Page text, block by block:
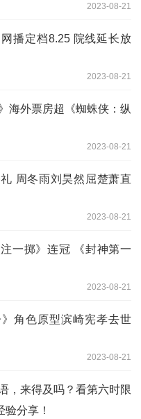
2023-08-21
网播定档8.25 院线延长放
2023-08-21
海外票房超《蜘蛛侠：纵
2023-08-21
礼 周冬雨刘昊然屈楚萧直
2023-08-21
一掷》连冠 《封神第一
2023-08-21
》角色原型滨崎宪孝去世
2023-08-21
，来得及吗？看第六时限
分享！